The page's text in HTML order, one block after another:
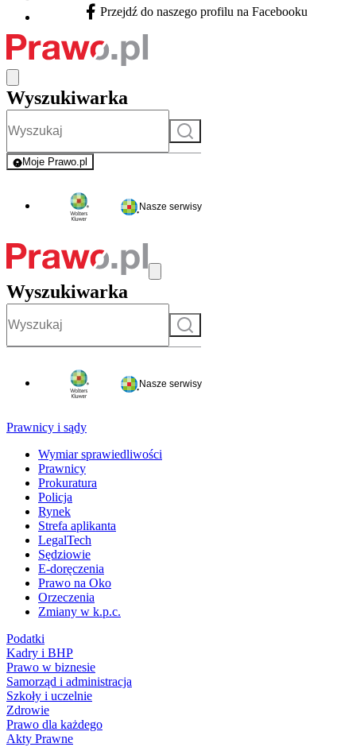
Facebook - otwiera się w nowej karcie
Przejdź do naszego profilu na Facebooku
Wyszukiwarka
Szukaj
Moje Prawo.pl
- rejestracja i logowanie do serwisu
Nasze serwisy
Wyszukiwarka
Szukaj
Nasze serwisy
Prawnicy i sądy
Wymiar sprawiedliwości
Prawnicy
Prokuratura
Policja
Rynek
Strefa aplikanta
LegalTech
Sędziowie
E-doręczenia
Prawo na Oko
Orzeczenia
Zmiany w k.p.c.
Podatki
Kadry i BHP
Prawo w biznesie
Samorząd i administracja
Szkoły i uczelnie
Zdrowie
Prawo dla każdego
Akty Prawne